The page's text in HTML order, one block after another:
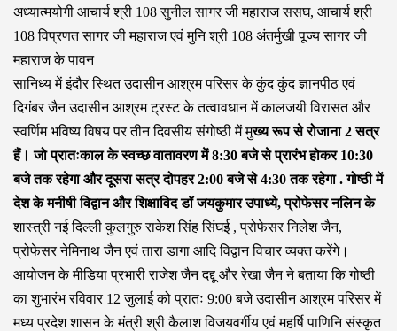
अध्यात्मयोगी आचार्य श्री 108 सुनील सागर जी महाराज ससघ, आचार्य श्री
108 विप्रणत सागर जी महाराज एवं मुनि श्री 108 अंतर्मुखी पूज्य सागर जी
महाराज के पावन
सानिध्य में इंदौर स्थित उदासीन आश्रम परिसर के कुंद कुंद ज्ञानपीठ एवं
दिगंबर जैन उदासीन आश्रम ट्रस्ट के तत्वावधान में कालजयी विरासत और
स्वर्णिम भविष्य विषय पर तीन दिवसीय संगोष्ठी में मुख्य रूप से रोजाना 2 सत्र
हैं। जो प्रातःकाल के स्वच्छ वातावरण में 8:30 बजे से प्रारंभ होकर 10:30
बजे तक रहेगा और दूसरा सत्र दोपहर 2:00 बजे से 4:30 तक रहेगा . गोष्ठी में
देश के मनीषी विद्वान और शिक्षाविद डॉ जयकुमार उपाध्ये, प्रोफेसर नलिन के
शास्त्री नई दिल्ली कुलगुरु राकेश सिंह सिंघई , प्रोफेसर निलेश जैन,
प्रोफेसर नेमिनाथ जैन एवं तारा डागा आदि विद्वान विचार व्यक्त करेंगे।
आयोजन के मीडिया प्रभारी राजेश जैन दद्दू और रेखा जैन ने बताया कि गोष्ठी
का शुभारंभ रविवार 12 जुलाई को प्रातः 9:00 बजे उदासीन आश्रम परिसर में
मध्य प्रदेश शासन के मंत्री श्री कैलाश विजयवर्गीय एवं महर्षि पाणिनि संस्कृत